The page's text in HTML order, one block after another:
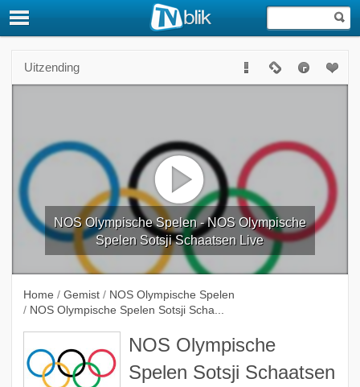
Uitzending
NOS Olympische Spelen - NOS Olympische
Spelen Sotsji Schaatsen Live
Home / Gemist / NOS Olympische Spelen
/ NOS Olympische Spelen Sotsji Scha...
NOS Olympische
Spelen Sotsji Schaatsen